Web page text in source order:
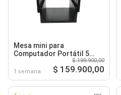
Mesa mini para
Computador Portátil 5
1 semana
$ 199.900,00
$ 159.900,00